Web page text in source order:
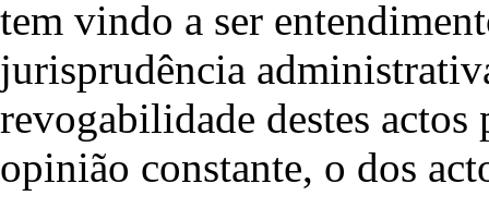
tem vindo a ser
jurisprudência
revogabilidade destes actos
opinião constante, o dos